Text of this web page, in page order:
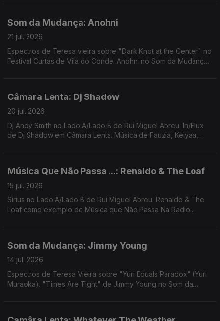
Som da Mudança: Anohni
21 jul. 2026
Espectros de Teresa vieira sobre "Dark Knot at the Center" no
Festival Curtas de Vila do Conde. Anohni no Som da Mudança.
Câmara Lenta: Dj Shadow
20 jul. 2026
Dj Andy Smith no Lado A/Lado B de Rui Miguel Abreu. In/Flux
de Dj Shadow em Câmara Lenta. Música de Fauzia, Keiyaa,
Música Que Não Passa ...: Renaldo & The Loaf
15 jul. 2026
Sirius no Lado A/Lado B de Rui Miguel Abreu. Renaldo & The
Loaf como exemplo de Música que Não Passa Na Radio.
Som da Mudança: Jimmy Young
14 jul. 2026
Espectros de Teresa Vieira sobre "Yuri Equals Paradox" (Yuri
Muraoka). "Times Are Tight" de Jimmy Young no Som da